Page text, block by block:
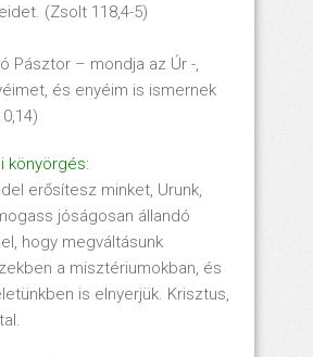
(Zsolt 118,4-5)
Pásztor – mondja az Úr -,
és enyéim is ismernek
könyörgés:
erősítesz minket, Urunk,
jóságosan állandó
hogy megváltásunk
a misztériumokban, és
is elnyerjük. Krisztus,